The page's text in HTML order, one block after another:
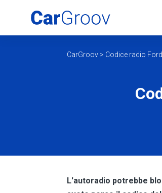
CarGroov > Codice radio
L'autoradio potrebbe